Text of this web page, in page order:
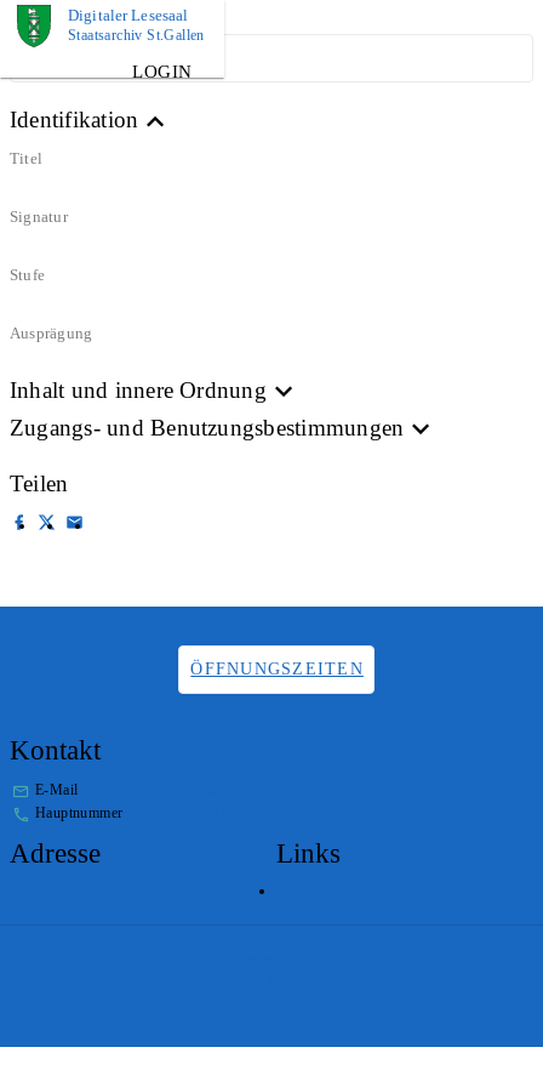
Digitaler Lesesaal
Staatsarchiv St.Gallen
LOGIN
Identifikation
Titel
Signatur
Stufe
Ausprägung
Inhalt und innere Ordnung
Zugangs- und Benutzungsbestimmungen
Teilen
ÖFFNUNGSZEITEN
Kontakt
E-Mail
Hauptnummer
Adresse Links